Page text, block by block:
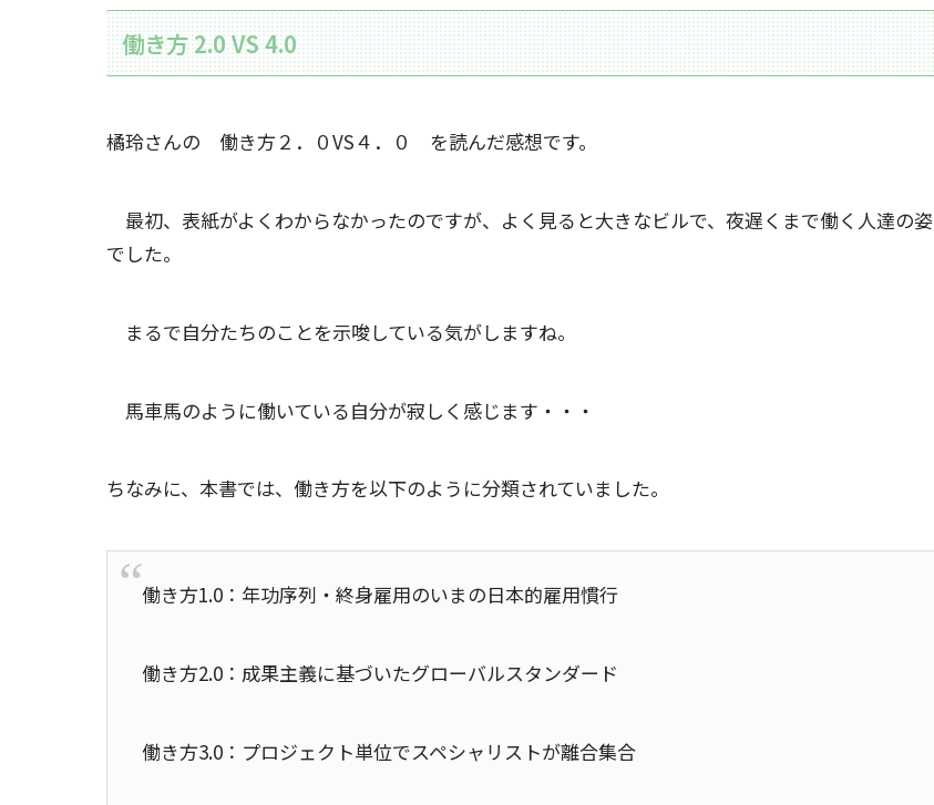
働き方 2.0 VS 4.0
橘玲さんの 働き方２．０VS４．０ を読んだ感想です。
最初、表紙がよくわからなかったのですが、よく見ると大きなビルで、夜遅くまで働く人達の姿
でした。
まるで自分たちのことを示唆している気がしますね。
馬車馬のように働いている自分が寂しく感じます・・・
ちなみに、本書では、働き方を以下のように分類されていました。
働き方1.0：年功序列・終身雇用のいまの日本的雇用慣行
働き方2.0：成果主義に基づいたグローバルスタンダード
働き方3.0：プロジェクト単位でスペシャリストが離合集合